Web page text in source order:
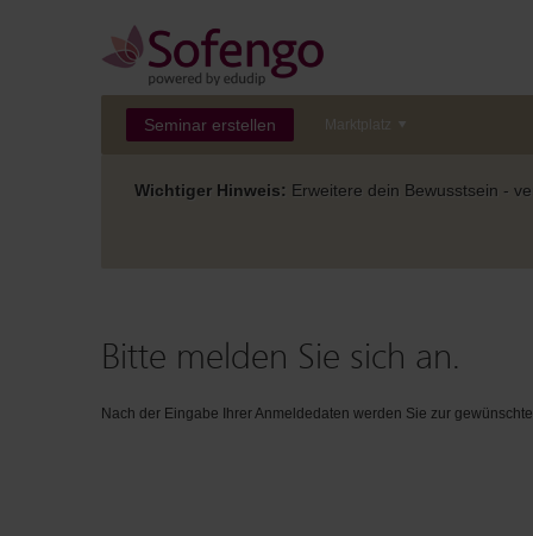
Seminar erstellen Marktplatz
Wichtiger Hinweis: Erweitere dein Bewusstsein -
Bitte melden Sie sich an.
Nach der Eingabe Ihrer Anmeldedaten werden Sie zur